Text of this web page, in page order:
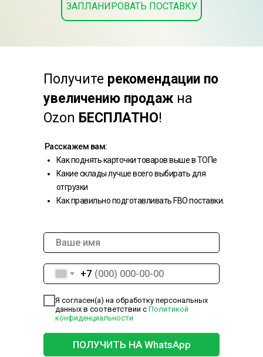
ЗАПЛАНИРОВАТЬ ПОСТАВКУ
+7
Я согласен(а) на обработку персональных
данных в соответствии с Политикой
конфиденциальности
ПОЛУЧИТЬ НА WhatsApp
Расскажем вам:
Как поднять карточки товаров выше в ТОПе
Какие склады лучше всего выбирать для
отгрузки
Как правильно подготавливать FBO поставки.
Получите рекомендации по
увеличению продаж на
Ozon БЕСПЛАТНО!